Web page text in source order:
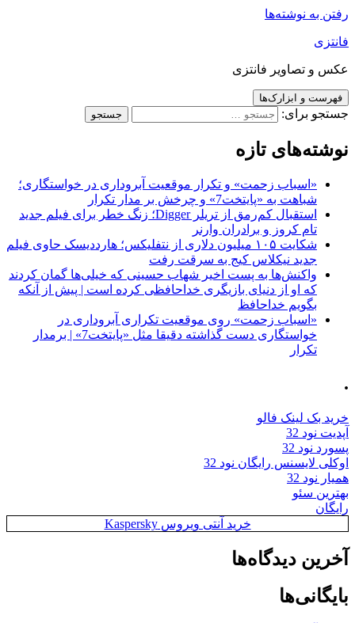
رفتن به نوشته‌ها
فانتزی
عکس و تصاویر فانتزی
فهرست و ابزارک‌ها
جستجو برای:
نوشته‌های تازه
«اسباب زحمت» و تکرار موقعیت آبروداری در خواستگاری؛
شباهت به «پایتخت7» و چرخش بر مدار تکرار
استقبال کم‌رمق از تریلر Digger؛ زنگ خطر برای فیلم جدید
تام کروز و برادران وارنر
شکایت ۱۰۵ میلیون دلاری از نتفلیکس؛ هارددیسک حاوی فیلم
جدید نیکلاس کیج به سرقت رفت
واکنش‌ها به پست اخیر شهاب حسینی که خیلی‌ها گمان کردند
که او از دنیای بازیگری خداحافظی کرده است | پیش از آنکه
بگویم خداحافظ
«اسباب زحمت» روی موقعیت تکراری آبروداری در
خواستگاری دست گذاشته دقیقا مثل «پایتخت7» | برمدار
تکرار
.
خرید بک لینک فالو
آپدیت نود 32
پسورد نود 32
اوکلی لایسنس رایگان نود 32
همیار نود 32
بهترین سئو
رایگان
خرید آنتی ویروس Kaspersky
آخرین دیدگاه‌ها
بایگانی‌ها